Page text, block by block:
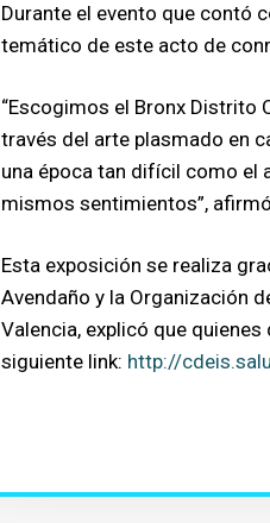
Durante el evento que contó
temático de este acto de
“Escogimos el Bronx Distrito
través del arte plasmado en
una época tan difícil como el
mismos sentimientos”,
Esta exposición se realiza
Avendaño y la Organización
Valencia, explicó que
siguiente link: http://